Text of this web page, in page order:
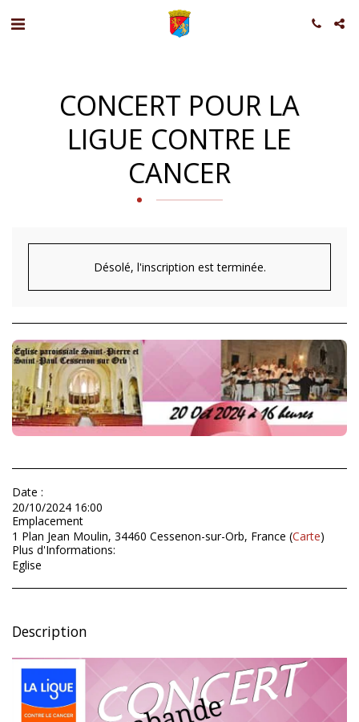
CONCERT POUR LA
LIGUE CONTRE LE
CANCER
Désolé, l'inscription est terminée.
Date :
20/10/2024 16:00
Emplacement
1 Plan Jean Moulin, 34460 Cessenon-sur-Orb, France (Carte)
Plus d'Informations:
Eglise
Description